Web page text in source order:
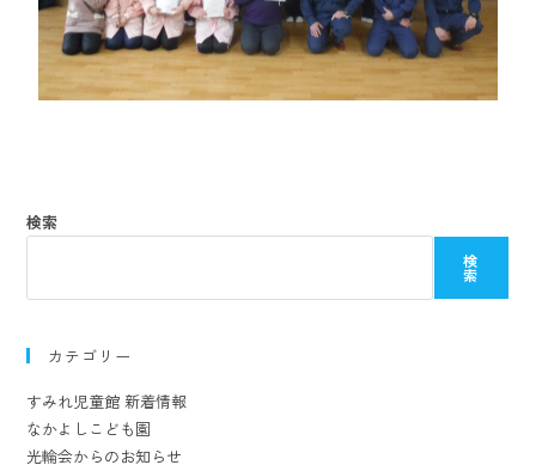
検索
検
索
カテゴリー
すみれ児童館 新着情報
なかよしこども園
光輪会からのお知らせ